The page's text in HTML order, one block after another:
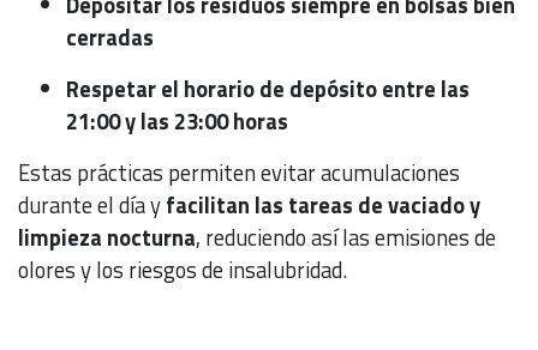
cerradas
Respetar el horario de depósito entre las
21:00 y las 23:00 horas
Estas prácticas permiten evitar acumulaciones
durante el día yfacilitan las tareas de vaciado y
limpieza nocturna, reduciendo así las emisiones de
olores y los riesgos de insalubridad.